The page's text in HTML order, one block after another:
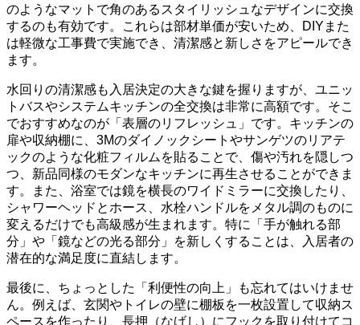
のようなマットで角のあるスタイリッシュなデザインに交換
するのも有効です。これらは部材単価が安いため、DIYまた
は軽微な工事費で実施でき、清潔感と新しさをアピールでき
ます。
水回りの清潔感も入居決定の大きな鍵を握りますが、ユニッ
トバスやシステムキッチンの全交換は非常に高額です。そこ
でおすすめなのが「表層のリフレッシュ」です。キッチンの
扉や収納棚に、3Mのダイノックシートやサンゲツのリアテ
ックのような化粧フィルムを貼ることで、傷や汚れを隠しつ
つ、新品同様のモダンなキッチンに再生させることができま
す。また、浴室では鏡を横長のワイドミラーに交換したり、
シャワーヘッドとホース、水栓ハンドルをメタル調のものに
変えるだけでも高級感が生まれます。特に「手が触れる部
分」や「鏡などの光る部分」を新しくすることは、入居者の
潜在的な満足度に直結します。
最後に、ちょっとした「利便性の向上」も忘れてはいけませ
ん。例えば、玄関やトイレの壁に棚板を一枚設置して収納ス
ペースを作ったり、長押（なげし）にフックを取り付けてコ